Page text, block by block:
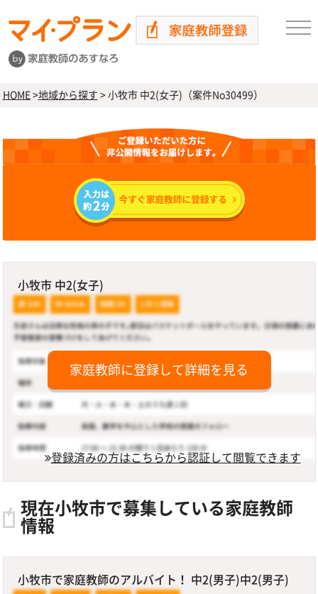
HOME>地域から探す >小牧市 中2(女子)（案件No30499）
小牧市 中2(女子)
家庭教師に登録して詳細を見る
登録済みの方はこちらから認証して閲覧できます
現在小牧市で募集している家庭教師
情報
小牧市で家庭教師のアルバイト！ 中2(男子)中2(男子)